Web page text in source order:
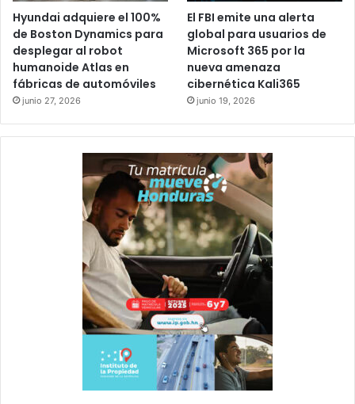
Hyundai adquiere el 100%
de Boston Dynamics para
desplegar al robot
humanoide Atlas en
fábricas de automóviles
junio 27, 2026
El FBI emite una alerta
global para usuarios de
Microsoft 365 por la
nueva amenaza
cibernética Kali365
junio 19, 2026